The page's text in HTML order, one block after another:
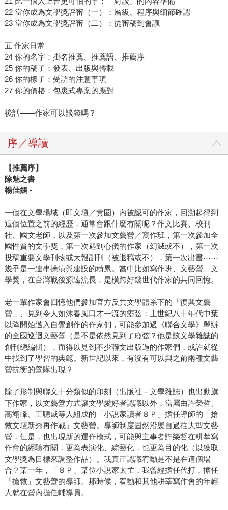
22 當你成為文學獎評審（一）：層級、程序與細節確認
23 當你成為文學獎評審（二）：從審稿到會議
五 作家日常
24 你的名字：掛名推薦、推薦語、推薦序
25 你的稿子：發表、出版與轉載
26 你的樣子：受訪的注意事項
27 你的價格：包裹式專案的應對
後話——作家可以談錢嗎？
序／導讀
【推薦序】
除魅之書
楊佳嫻 -
一個在文學場域（即文壇／貴圈）內被認可的作家，回溯起得到
這個位置之前的經歷，通常會跟什麼有關呢？作文比賽、校刊
社、國文老師，以及第一次參加文藝營／寫作班，第一次參加全
國性質的文學獎，第一次遇到心儀的作家（幻滅或不），第一次
投稿重要文學刊物或大報副刊（被退稿或不），第一次出書⋯⋯
幾乎是一連串操演與建設的積累。當中比如寫作班、文藝營、文
學獎，在台灣戰後源遠流長，是橫跨好幾世代作家的共同回憶。
老一輩作家會回憶他們參加官方反共文學體系下的「復興文藝
營」、見到令人如沐春風口才一流的瘂弦；上世紀八十年代中葉
以降開始邁入自覺創作的作家們，可能參加過《聯合文學》舉辦
的全國巡迴文藝營（是不是依然見到了瘂弦？他是該文學雜誌的
創刊總編輯），而得以見到不少聯文出版過的作家們，或許就從
中找到了學習的典範。新世紀以來，有沒有可以與之前兩種文藝
營抗衡的營隊出現？
除了形制與聯文十分類似的印刻（出版社＋文學雜誌）也出動旗
下作家，以文藝營方式讓文學愛好者認識以外，當屬由許榮哲、
高翊峰、王聰威等人組成的「小說家讀者８Ｐ」擔任導師的「搶
救文壇新秀再作戰」文藝營。導師制度固然沿襲自過往大型文藝
營，但是，也出現新的運作模式，可能與主事者許榮哲在耕莘寫
作會的經驗有關，更為表演化、綜藝化，也更為目的化（以獲取
文學獎為目標來調整作品）。我真正認識宥勳是不是在這個場
合？某一年，「８Ｐ」某位小說家太忙，我曾經擔任代打，擔任
「搶救」文藝營的導師。那時候，宥勳和其他耕莘寫作會的年輕
人就在營內擔任輔導員。